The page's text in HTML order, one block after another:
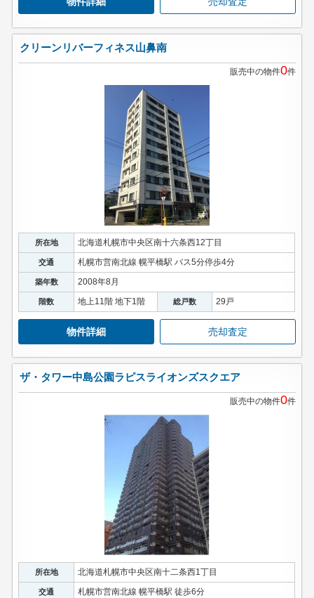
クリーンリバーフィネス山鼻南
販売中の物件0件
所在地 北海道札幌市中央区南十六条西12丁目
交通 札幌市営南北線 幌平橋駅 バス5分停歩4分
築年数 2008年8月
階数 地上11階 地下1階 総戸数 29戸
物件詳細 売却査定
ザ・タワー中島公園ラピスライオンズスクエア
販売中の物件0件
所在地 北海道札幌市中央区南十二条西1丁目
交通 札幌市営南北線 幌平橋駅 徒歩6分